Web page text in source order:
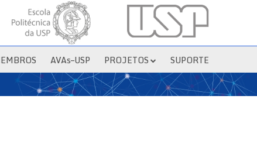
AVAs–USP PROJETOS SUPORTE